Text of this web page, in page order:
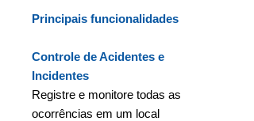
Principais funcionalidades
Controle de Acidentes e
Incidentes
Registre e monitore todas as
ocorrências em um local